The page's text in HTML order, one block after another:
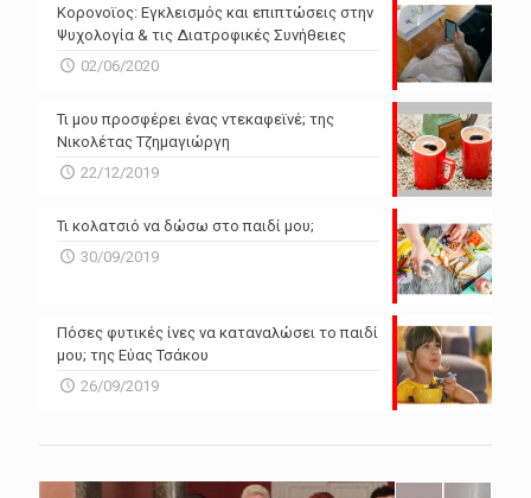
Powered by Forecast.io
Κορονοϊος: Εγκλεισμός και επιπτώσεις στην
Ψυχολογία & τις Διατροφικές Συνήθειες
02/06/2020
Τι μου προσφέρει ένας ντεκαφεϊνέ; της
Νικολέτας Τζημαγιώργη
22/12/2019
Τι κολατσιό να δώσω στο παιδί μου;
30/09/2019
Πόσες φυτικές ίνες να καταναλώσει το παιδί
μου; της Εύας Τσάκου
26/09/2019